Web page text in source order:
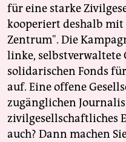
für eine starke
kooperiert deshalb
Zentrum". Die
linke, selbstverwaltete
solidarischen Fonds
auf. Eine offene
zugänglichen
zivilgesellschaftliches
auch? Dann machen